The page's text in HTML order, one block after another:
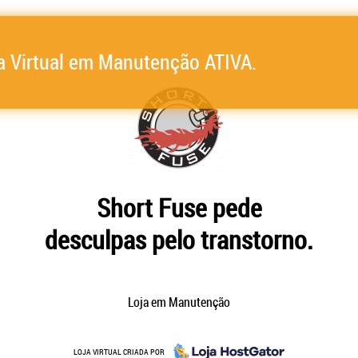
Short Fuse pede
desculpas pelo transtorno.
Loja em Manutenção
LOJA VIRTUAL CRIADA POR
Virtual em Manutenção ATIVA.